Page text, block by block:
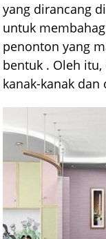
yang dirancang
untuk
penonton yang
bentuk . Oleh
kanak-kanak dan